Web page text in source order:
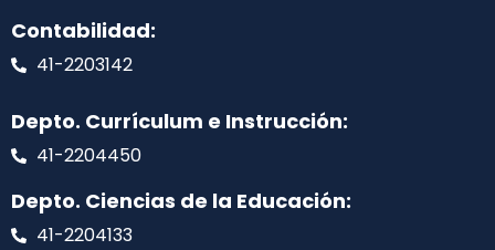
Contabilidad:
41-2203142
Depto. Currículum e Instrucción:
41-2204450
Depto. Ciencias de la Educación:
41-2204133